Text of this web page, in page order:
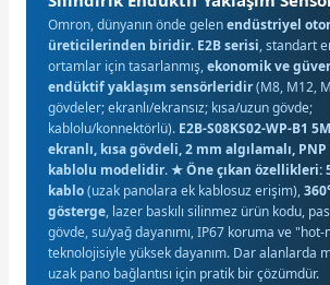
Omron, dünyanın önde gelenendüstriyel
üreticilerinden biridir. E2B serisi, standart
ortamlar için tasarlanmış,ekonomik ve
endüktif yaklaşım sensörleridir(M8, M12,
gövdeler; ekranlı/ekransız; kısa/uzun gövde;
kablolu/konnektörlü). E2B-S08KS02-WP-B1 5M
ekranlı, kısa gövdeli, 2 mm algılamalı, PNP
kablolu modelidir.★ Öne çıkan özellikleri:
kablo(uzak panolara ek kablosuz erişim),
gösterge, lazer baskılı silinmez ürün kodu,
gövde, su/yağ dayanımı, IP67 koruma ve
teknolojisiyle yüksek dayanım. Dar alanlarda
uzak pano bağlantısı için pratik bir çözümdür.